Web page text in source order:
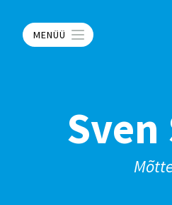
MENÜÜ
Sven